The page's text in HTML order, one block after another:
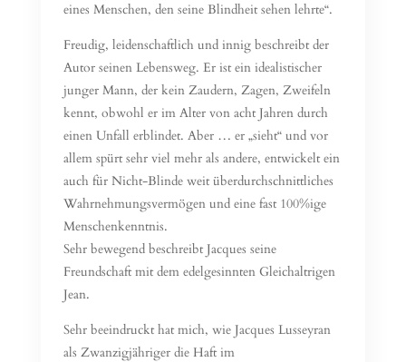
eines Menschen, den seine Blindheit sehen lehrte“.
Freudig, leidenschaftlich und innig beschreibt der
Autor seinen Lebensweg. Er ist ein idealistischer
junger Mann, der kein Zaudern, Zagen, Zweifeln
kennt, obwohl er im Alter von acht Jahren durch
einen Unfall erblindet. Aber … er „sieht“ und vor
allem spürt sehr viel mehr als andere, entwickelt ein
auch für Nicht-Blinde weit überdurchschnittliches
Wahrnehmungsvermögen und eine fast 100%ige
Menschenkenntnis.
Sehr bewegend beschreibt Jacques seine
Freundschaft mit dem edelgesinnten Gleichaltrigen
Jean.
Sehr beeindruckt hat mich, wie Jacques Lusseyran
als Zwanzigjähriger die Haft im